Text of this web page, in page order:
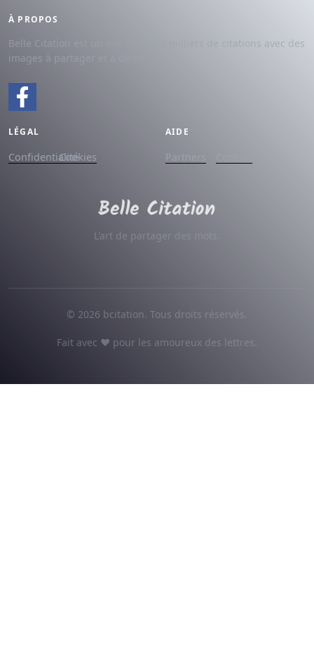
À PROPOS
Belle Citation est un site avec des milliers de citations avec des
images à partager et à dédier.
LÉGAL
ConfidentialitéCookies
AIDE
Partners
L'art de partager des mots.
© 2026 bcitation. Tous droits réservés.
Fait avec ♥ pour les amoureux des lettres.